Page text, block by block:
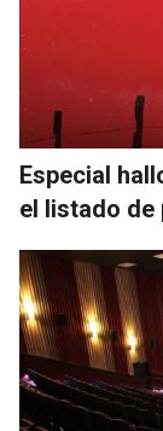
Especial
el listado de